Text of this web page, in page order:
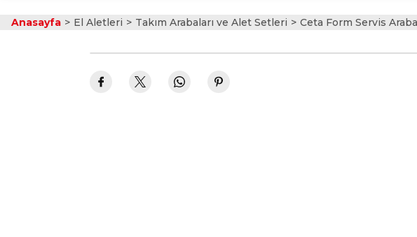
Anasayfa El Aletleri Takım Arabaları ve Alet Setleri Ceta Form Servis